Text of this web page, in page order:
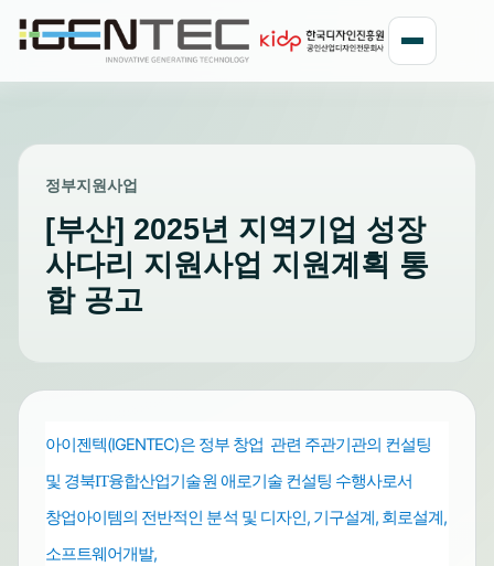
정부지원사업
[부산] 2025년 지역기업 성장
사다리 지원사업 지원계획 통
합 공고
아이젠텍(IGENTEC)은 정부 창업 관련 주관기관의 컨설팅
및 경북IT융합산업기술원 애로기술 컨설팅 수행사로서
창업아이템의 전반적인 분석 및 디자인, 기구설계, 회로설계,
소프트웨어개발,